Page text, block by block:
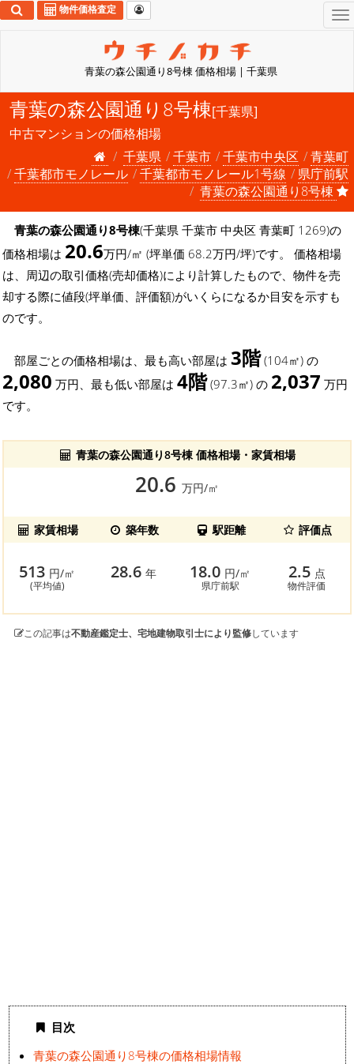
青葉の森公園通り8号棟 価格相場 | 千葉県
物件価格査定
青葉の森公園通り8号棟[千葉県]
中古マンションの価格相場
千葉県
千葉市 千葉市中央区
青葉町
千葉都市モノレール
千葉都市モノレール1号線
県庁前駅
青葉の森公園通り8号棟
青葉の森公園通り8号棟(千葉県 千葉市 中央区 青葉町 1269)の
価格相場は 20.6万円/㎡ (坪単価 68.2万円/坪)です。 価格相場
は、周辺の取引価格(売却価格)により計算したもので、物件を売
却する際に値段(坪単価、評価額)がいくらになるか目安を示すも
のです。
部屋ごとの価格相場は、最も高い部屋は 3階(104㎡) の
2,080 万円、最も低い部屋は 4階(97.3㎡) の 2,037 万円
です。
青葉の森公園通り8号棟 価格相場・家賃相場
20.6 万円/㎡
家賃相場 築年数 駅距離 評価点
513 円/㎡
(平均値)
28.6年 18.0 円/㎡
県庁前駅
2.5 点
物件評価
この記事は不動産鑑定士、宅地建物取引士により監修しています
目次
青葉の森公園通り8号棟の価格相場情報